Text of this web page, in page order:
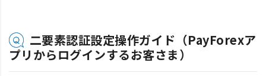
二要素認証設定操作ガイド（PayForexア
プリからログインするお客さま）